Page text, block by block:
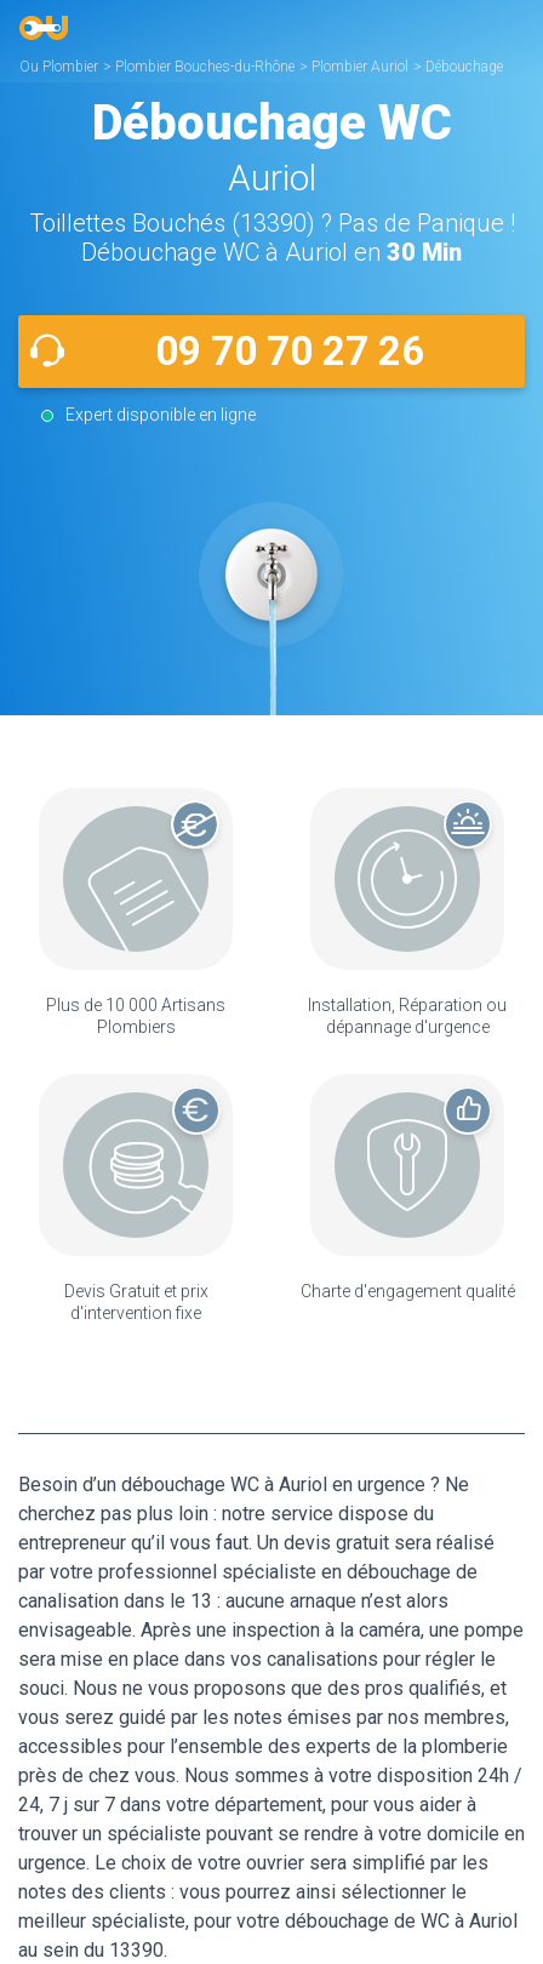
Ou Plombier > Plombier Bouches-du-Rhône > Plombier Auriol > Débouchage
Débouchage WC
Auriol
Toillettes Bouchés (13390) ? Pas de Panique !
Débouchage WC à Auriol en 30 Min
09 70 70 27 26
Expert disponible en ligne
Plus de 10 000 Artisans
Plombiers
Installation, Réparation ou
dépannage d'urgence
Devis Gratuit et prix
d'intervention fixe
Charte d'engagement qualité
Besoin d’un débouchage WC à Auriol en urgence ? Ne
cherchez pas plus loin : notre service dispose du
entrepreneur qu’il vous faut. Un devis gratuit sera réalisé
par votre professionnel spécialiste en débouchage de
canalisation dans le 13 : aucune arnaque n’est alors
envisageable. Après une inspection à la caméra, une pompe
sera mise en place dans vos canalisations pour régler le
souci. Nous ne vous proposons que des pros qualifiés, et
vous serez guidé par les notes émises par nos membres,
accessibles pour l’ensemble des experts de la plomberie
près de chez vous. Nous sommes à votre disposition 24h /
24, 7 j sur 7 dans votre département, pour vous aider à
trouver un spécialiste pouvant se rendre à votre domicile en
urgence. Le choix de votre ouvrier sera simplifié par les
notes des clients : vous pourrez ainsi sélectionner le
meilleur spécialiste, pour votre débouchage de WC à Auriol
au sein du 13390.